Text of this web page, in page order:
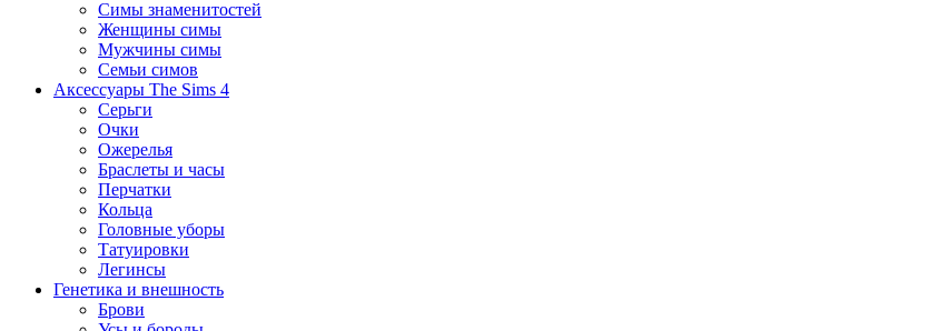
Симы знаменитостей
Женщины симы
Мужчины симы
Семьи симов
Аксессуары The Sims 4
Серьги
Очки
Ожерелья
Браслеты и часы
Перчатки
Кольца
Головные уборы
Татуировки
Легинсы
Генетика и внешность
Брови